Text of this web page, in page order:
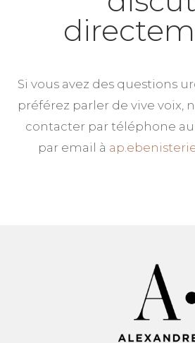
Si vous avez des questions
préférez parler de vive voix,
contacter par téléphone au
par email à